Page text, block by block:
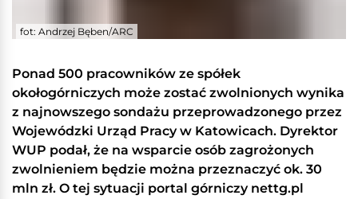
fot: Andrzej Bęben/ARC
Ponad 500 pracowników ze spółek
okołogórniczych może zostać zwolnionych wynika
z najnowszego sondażu przeprowadzonego przez
Wojewódzki Urząd Pracy w Katowicach. Dyrektor
WUP podał, że na wsparcie osób zagrożonych
zwolnieniem będzie można przeznaczyć ok. 30
mln zł. O tej sytuacji portal górniczy nettg.pl